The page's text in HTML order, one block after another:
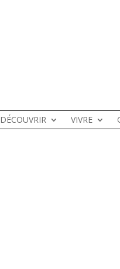
DÉCOUVRIR VIVRE